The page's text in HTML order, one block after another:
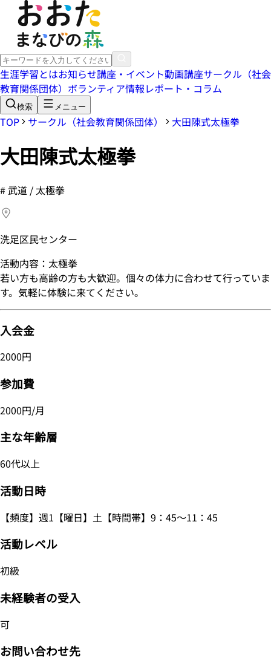
生涯学習とはお知らせ講座・イベント動画講座サークル（社会
教育関係団体） ボランティア情報レポート・コラム
検索 メニュー
TOP サークル（社会教育関係団体） 大田陳式太極拳
大田陳式太極拳
# 武道 / 太極拳
洗足区民センター
活動内容：太極拳
若い方も高齢の方も大歓迎。個々の体力に合わせて行っていま
す。気軽に体験に来てください。
入会金
2000円
参加費
2000円/月
主な年齢層
60代以上
活動日時
【頻度】週1【曜日】土【時間帯】9：45～11：45
活動レベル
初級
未経験者の受入
可
お問い合わせ先